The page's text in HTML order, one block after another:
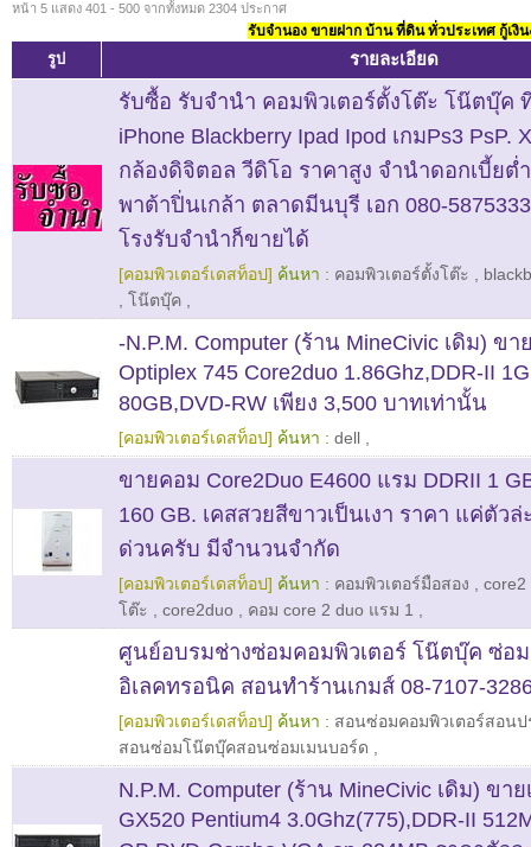
หน้า 5 แสดง 401 - 500 จากทั้งหมด 2304 ประกาศ
รับจำนอง ขายฝาก บ้าน ที่ดิน ทั่วประเทศ กู้เงิ
รูป รายละเอียด
รับซื้อ รับจำนำ คอมพิวเตอร์ตั้งโต๊ะ โน๊ตบุ๊ค
iPhone Blackberry Ipad Ipod เกมPs3 PsP.
กล้องดิจิตอล วีดิโอ ราคาสูง จำนำดอกเบี้ยต่
พาต้าปิ่นเกล้า ตลาดมีนบุรี เอก 080-
โรงรับจำนำก็ขายได้
[คอมพิวเตอร์เดสท็อป] ค้นหา : คอมพิวเตอร์ตั้งโต๊ะ
โน๊ตบุ๊ค
-N.P.M. Computer (ร้าน MineCivic เดิม) ขา
Optiplex 745 Core2duo 1.86Ghz,DDR-II
80GB,DVD-RW เพียง 3,500 บาทเท่านั้น
[คอมพิวเตอร์เดสท็อป] ค้นหา : dell
ขายคอม Core2Duo E4600 แรม DDRII 1
160 GB. เคสสวยสีขาวเป็นเงา ราคา แค่ตัวล่
ด่วนครับ มีจำนวนจำกัด
[คอมพิวเตอร์เดสท็อป] ค้นหา : คอมพิวเตอร์มือสอง core2
โต๊ะ
core2duo คอม core 2 duo แรม 1
ศูนย์อบรมช่างซ่อมคอมพิวเตอร์ โน๊ตบุ๊ค ซ่อ
อิเลคทรอนิค สอนทำร้านเกมส์ 08-7107-
[คอมพิวเตอร์เดสท็อป] ค้นหา : สอนซ่อมคอมพิวเตอร์สอนป
สอนซ่อมโน๊ตบุ๊คสอนซ่อมเมนบอร์ด
N.P.M. Computer (ร้าน MineCivic เดิม) ขาย
GX520 Pentium4 3.0Ghz(775),DDR-II